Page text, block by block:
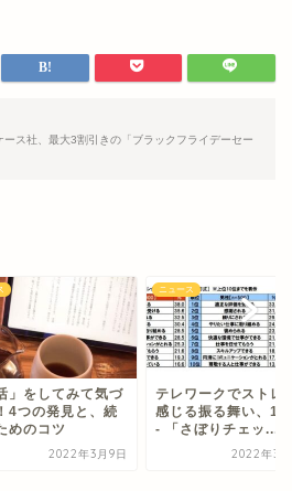
ス社、最大3割引きの「ブラックフライデーセー
」をしてみて気づ
4つの発見と、続
めのコツ
2022年3月9日
ニュース
テレワークでストレ
感じる振る舞い、1
- 「さぼりチェッ...
2022年3